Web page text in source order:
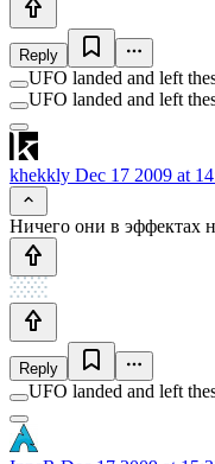
Reply
UFO landed and left
UFO landed and left
khekkly Dec 17 2009 at
Ничего они в эффектах
Reply
UFO landed and left